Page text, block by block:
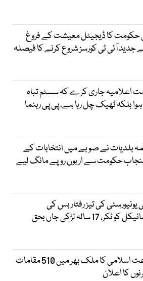
حکومت کا ڈیجیٹل معیشت کے فروغ
جدید آئی ٹی کورسز شروع کرنے کا فیصلہ
اعلامیہ جاری کرے کہ سسٹم تباہ
بلکہ ٹھیک چل رہا ہے، پی پی رہنما
بلدیات نے صوبے میں انتخابات کے
حکومت سے اربوں روپے مانگ لیے
یونیورسٹی کی تیز رفتار بس کی
ٹکر، 17 سالہ لڑکی جاں بحق
جماعت اسلامی کا ملک بھر میں 510 مقامات
کا اعلان